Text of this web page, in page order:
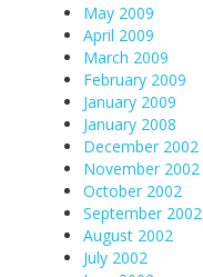
May 2009
April 2009
March 2009
February 2009
January 2009
January 2008
December 2002
November 2002
October 2002
September 2002
August 2002
July 2002